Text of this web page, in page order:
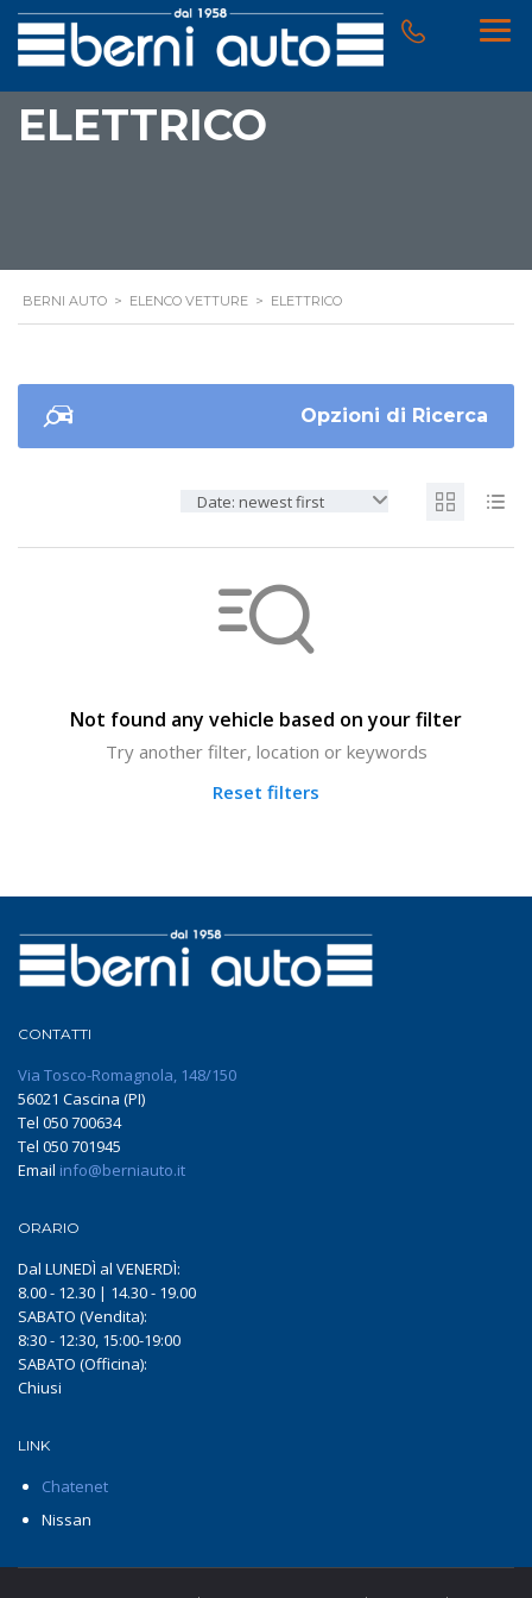
ELETTRICO
BERNI AUTO > ELENCO VETTURE > ELETTRICO
Opzioni di Ricerca
Date: newest first
Not found any vehicle based on your filter
Try another filter, location or keywords
Reset filters
CONTATTI
Via Tosco-Romagnola, 148/150
56021 Cascina (PI)
Tel 050 700634
Tel 050 701945
Email info@berniauto.it
ORARIO
Dal LUNEDÌ al VENERDÌ:
8.00 - 12.30 | 14.30 - 19.00
SABATO (Vendita):
8:30 - 12:30, 15:00-19:00
SABATO (Officina):
Chiusi
LINK
Chatenet
Nissan